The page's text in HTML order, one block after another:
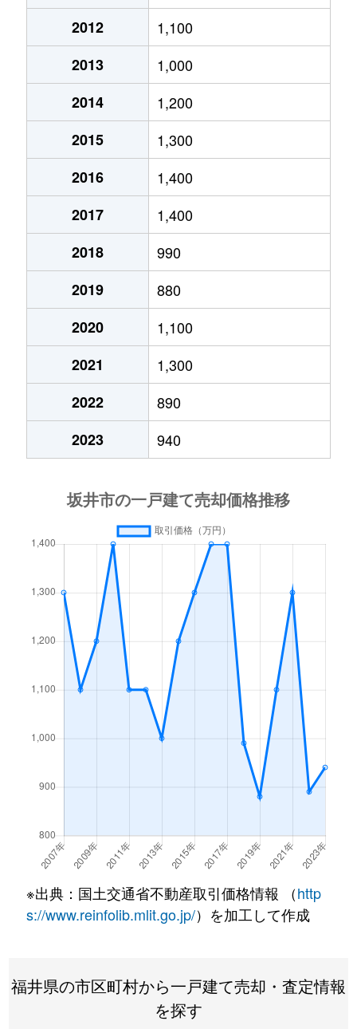
春江町千歩寺 1,100万円
春江町為国
3,400万円
春江町中筋
1,700万円
春江町西太郎丸
530万円
春江町西太郎丸
930万円
春江町本堂
340万円
春江町本堂
68万円
丸岡町一本田
100万円
丸岡町北横地
2,300万円
丸岡町儀間
1,900万円
丸岡町下安田
950万円
丸岡町下安田
1,600万円
980万円
丸岡町富田町
2,400万円
丸岡
丸岡町羽崎
2,300万円
森田
丸岡町羽崎
1,500万円
森田
丸岡
丸岡町松川町
6,000万円
丸岡
丸岡町安田新
春江
三国町安島
20万円
三国港
三国町安島
880万円
三国港
三国町安島
590万円
三国港
500万円
2012
1,100
2013
1,000
2014
1,200
2015
1,300
2016
1,400
2017
1,400
2018
990
2019
880
2020
1,100
2021
1,300
2022
890
2023
940
※出典：国土交通省不動産取引価格情報 （http
s://www.reinfolib.mlit.go.jp/）を加工して作成
福井県の市区町村から一戸建て売却・査定情報
を探す